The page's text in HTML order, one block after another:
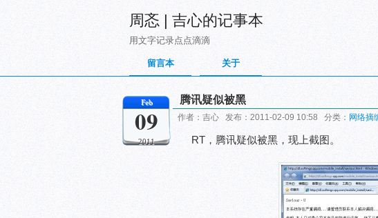
周忞 | 吉心的记事本
用文字记录点点滴滴
留言本 关于
Feb
09
2011
腾讯疑似被黑
作者：吉心 发布：2011-02-09 10:58 分类： 网络摘
RT，腾讯疑似被黑，现上截图。